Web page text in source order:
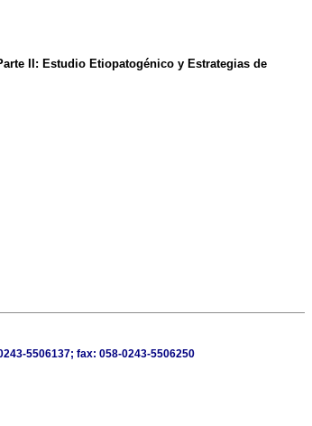
II: Estudio Etiopatogénico y Estrategias de
5506137; fax: 058-0243-5506250